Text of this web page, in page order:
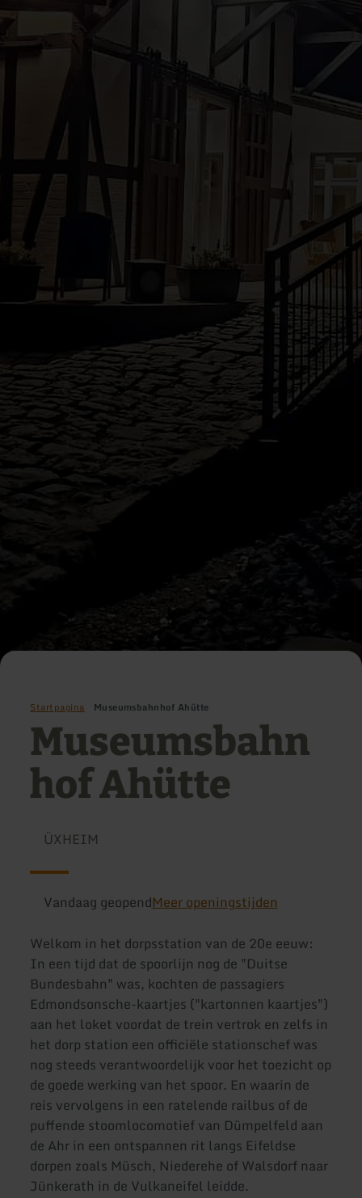
Startpagina Museumsbahnhof Ahütte
Museumsbahn
hof Ahütte
ÜXHEIM
Vandaag geopendMeer openingstijden
Welkom in het dorpsstation van de 20e eeuw:
In een tijd dat de spoorlijn nog de "Duitse
Bundesbahn" was, kochten de passagiers
Edmondsonsche-kaartjes ("kartonnen kaartjes")
aan het loket voordat de trein vertrok en zelfs in
het dorp station een officiële stationschef was
nog steeds verantwoordelijk voor het toezicht op
de goede werking van het spoor. En waarin de
reis vervolgens in een ratelende railbus of de
puffende stoomlocomotief van Dümpelfeld aan
de Ahr in een ontspannen rit langs Eifeldse
dorpen zoals Müsch, Niederehe of Walsdorf naar
Jünkerath in de Vulkaneifel leidde.